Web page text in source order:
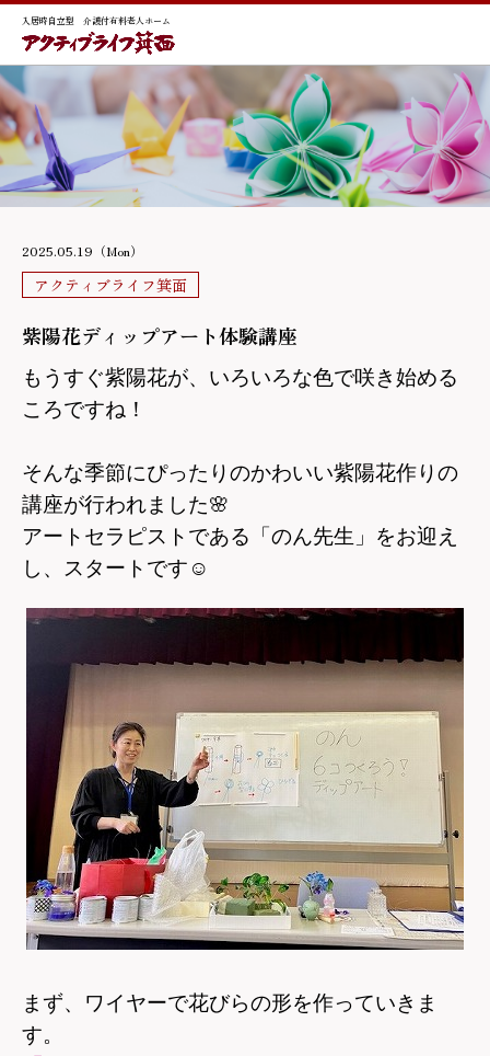
入居時自立型 介護付有料老人ホーム
2025.05.19（Mon）
アクティブライフ箕面
紫陽花ディップアート体験講座
もうすぐ紫陽花が、いろいろな色で咲き始める
ころですね！
そんな季節にぴったりのかわいい紫陽花作りの
講座が行われました🌸
アートセラピストである「のん先生」をお迎え
し、スタートです ☺
まず、ワイヤーで花びらの形を作っていきま
す。